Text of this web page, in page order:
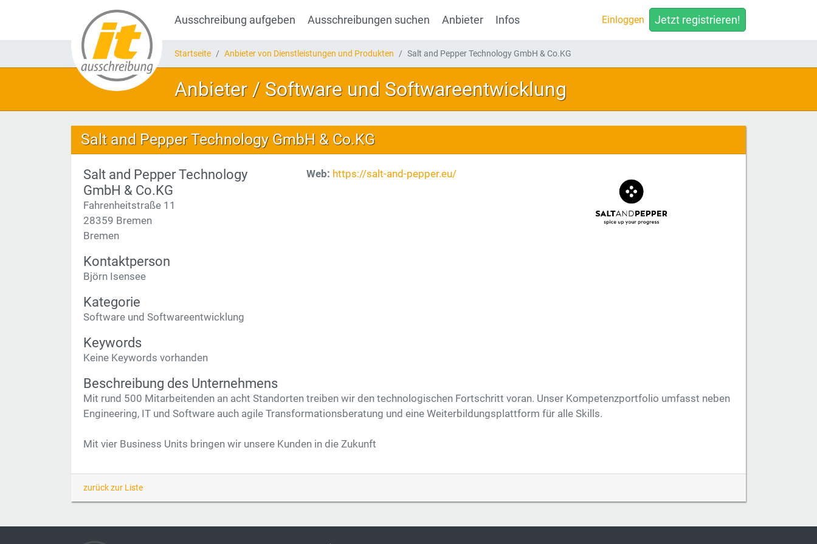
Ausschreibung aufgeben Ausschreibungen suchen Anbieter Infos Einloggen Jetzt registrieren!
Startseite Anbieter von Dienstleistungen und Produkten Salt and Pepper Technology GmbH & Co.KG
Anbieter / Software und Softwareentwicklung
Salt and Pepper Technology GmbH & Co.KG
Salt and Pepper Technology
GmbH & Co.KG
Fahrenheitstraße 11
28359 Bremen
Bremen
Web: https://salt-and-pepper.eu/
Kontaktperson
Björn Isensee
Kategorie
Software und Softwareentwicklung
Keywords
Keine Keywords vorhanden
Beschreibung des Unternehmens
Mit rund 500 Mitarbeitenden an acht Standorten treiben wir den technologischen Fortschritt voran. Unser Kompetenzportfolio umfasst neben
Engineering, IT und Software auch agile Transformationsberatung und eine Weiterbildungsplattform für alle Skills.
Mit vier Business Units bringen wir unsere Kunden in die Zukunft
zurück zur Liste